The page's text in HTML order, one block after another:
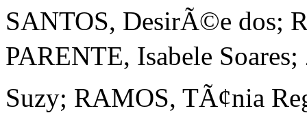
SANTOS, DesirÃ©e dos;
PARENTE, Isabele
Suzy; RAMOS, TÃ¢nia